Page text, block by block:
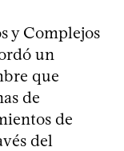
y Complejos
un
que
de
de
del